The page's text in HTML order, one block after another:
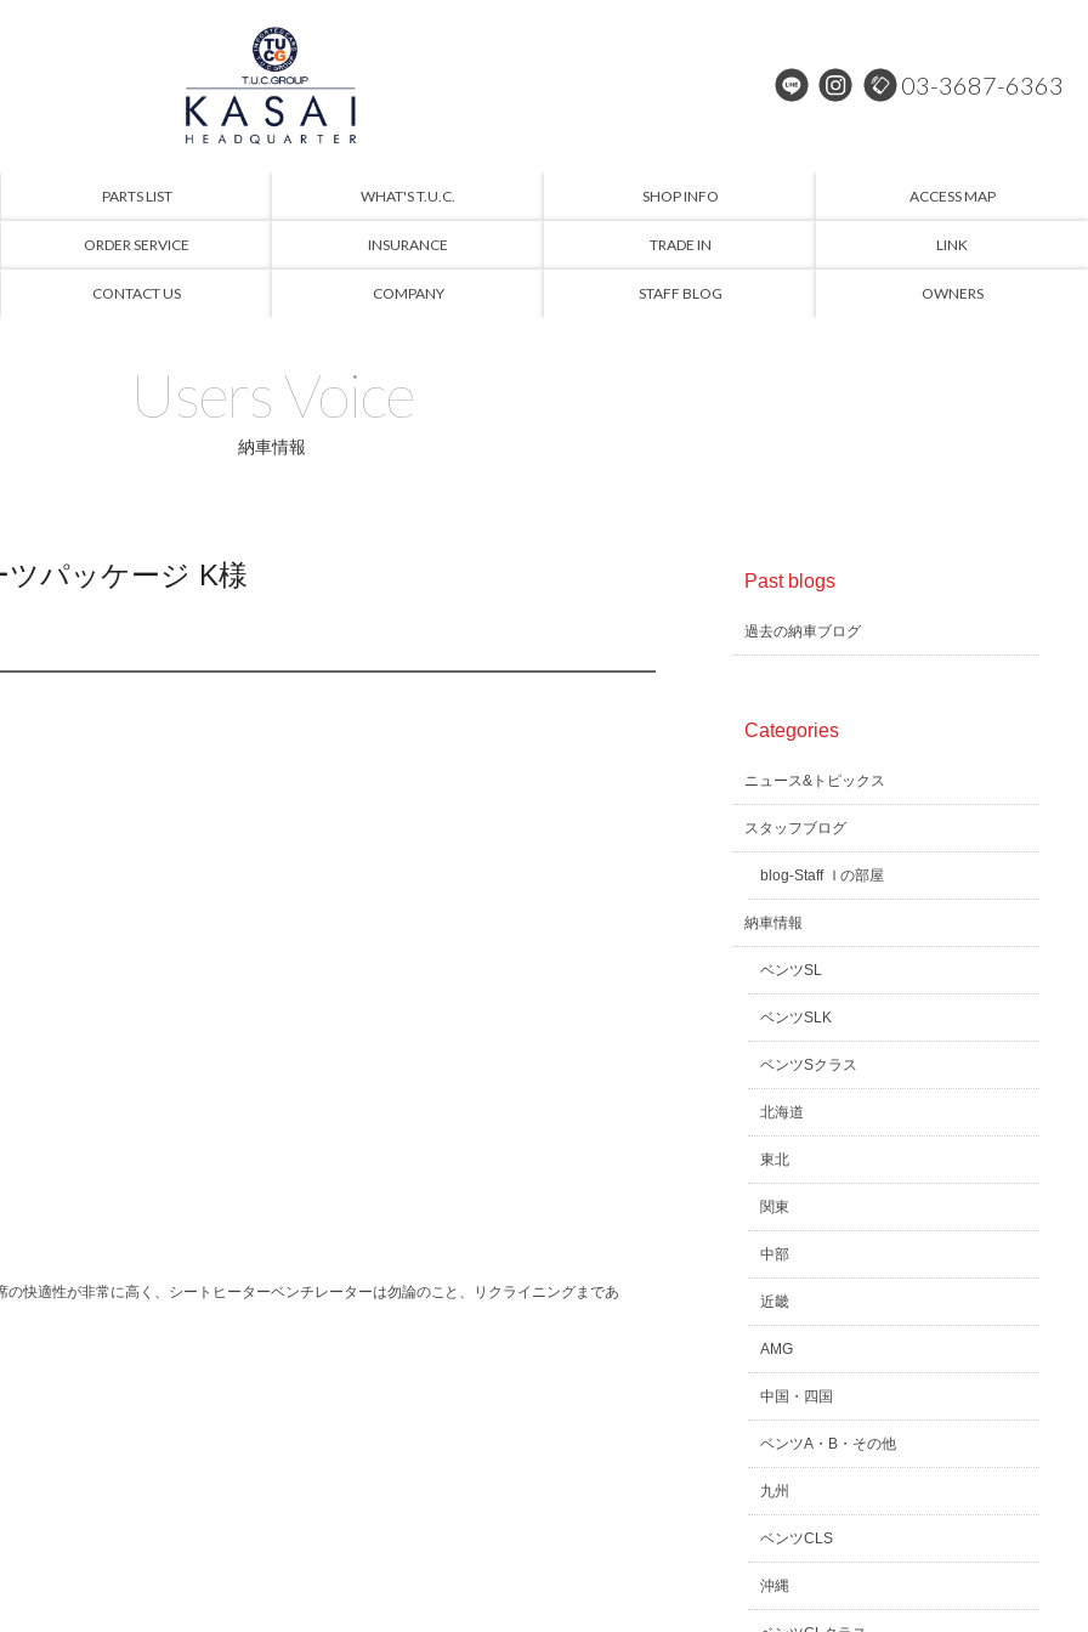
03-3687-6363
PARTS LIST WHAT'S T.U.C. SHOP INFO ACCESS MAP
ORDER SERVICE INSURANCE TRADE IN LINK
CONTACT US COMPANY STAFF BLOG OWNERS
Users Voice
納車情報
ツパッケージ K様
快適性が非常に高く、シートヒーターベンチレーターは勿論のこと、リクライニングまであ
Past blogs
過去の納車ブログ
Categories
ニュース&トピックス
スタッフブログ
blog-Staff Ｉの部屋
納車情報
ベンツSL
ベンツSLK
ベンツSクラス
北海道
東北
関東
中部
近畿
AMG
中国・四国
ベンツA・B・その他
九州
ベンツCLS
沖縄